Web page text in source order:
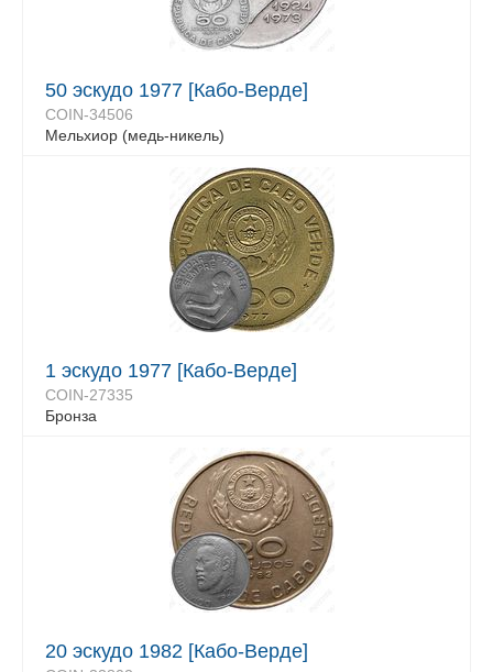
50 эскудо 1977 [Кабо-Верде]
COIN-34506
Мельхиор (медь-никель)
1 эскудо 1977 [Кабо-Верде]
COIN-27335
Бронза
20 эскудо 1982 [Кабо-Верде]